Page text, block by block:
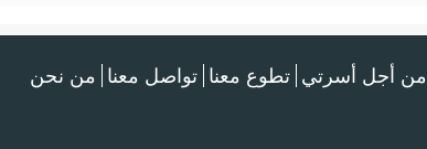
من أجل أسرتي تطوع معنا تواصل معنا من نحن